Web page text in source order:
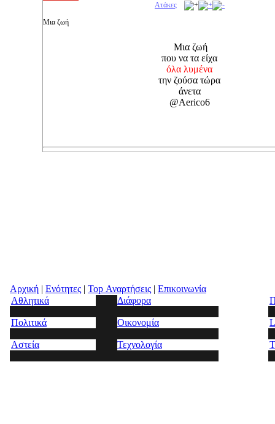
Ατάκες
Μια ζωή
Μια ζωή
που να τα είχα
όλα λυμένα
την ζούσα τώρα
άνετα
@Aerico6
Αρχική | Ενότητες | Top Αναρτήσεις | Επικοινωνία
Αθλητικά
Διάφορα
Πολιτικά Οικονομία
Αστεία Τεχνολογία